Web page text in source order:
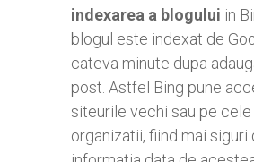
indexarea a blogului in
blogul este indexat de
cateva minute dupa
post. Astfel Bing pune
siteurile vechi sau pe cele
organizatii, fiind mai siguri